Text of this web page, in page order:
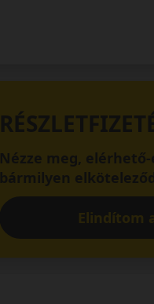
Nézze meg,
bármilyen
Elindítom